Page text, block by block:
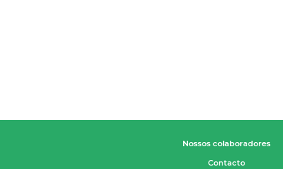
Nossos colaboradores
Contacto